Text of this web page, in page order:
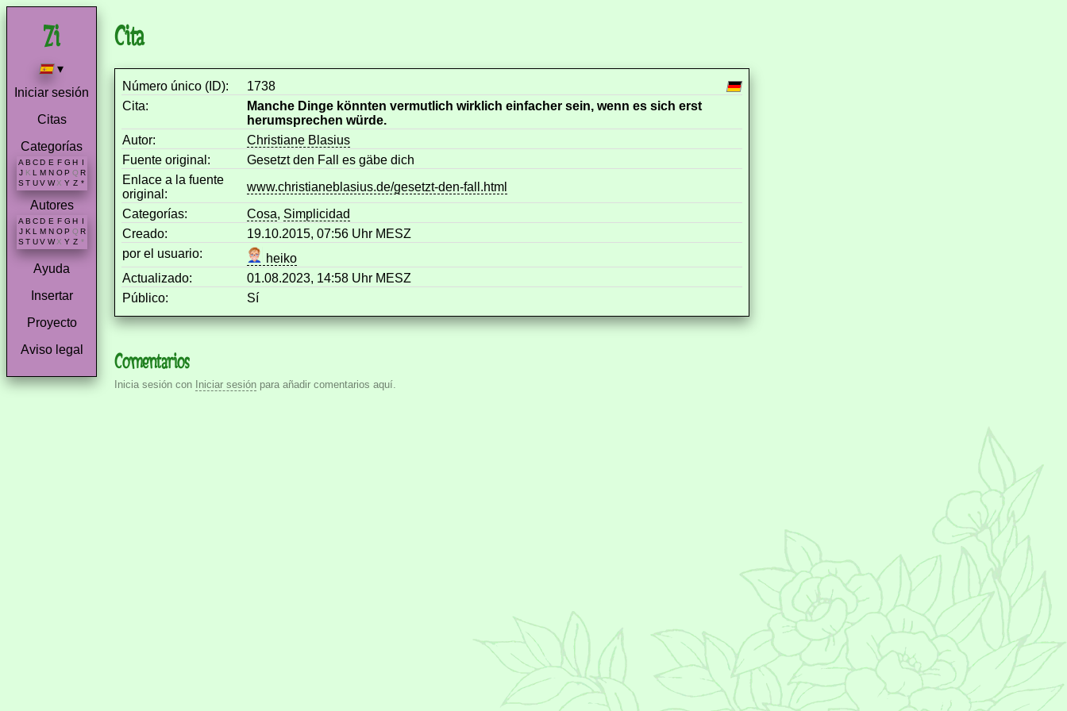
▾
Iniciar sesión
Citas
Categorías
A B C D E F G H I
J K L M N O P Q R
S T U V W X Y Z *
Autores
A B C D E F G H
J K L M N O P Q R
S T U V W X Y Z *
Ayuda
Insertar
Proyecto
Aviso legal
Cita
Número único (ID):
1738
Cita:
Manche Dinge könnten vermutlich wirklich einfacher sein, wenn es sich erst
herumsprechen würde.
Autor:
Christiane Blasius
Fuente original:
Gesetzt den Fall es gäbe dich
Enlace a la fuente
original:
www.christianeblasius.de/gesetzt-den-fall.html
Categorías:
Cosa, Simplicidad
Creado:
19.10.2015, 07:56 Uhr MESZ
por el usuario:
heiko
Actualizado:
01.08.2023, 14:58 Uhr MESZ
Público:
Sí
Comentarios
Inicia sesión con Iniciar sesión para añadir comentarios aquí.